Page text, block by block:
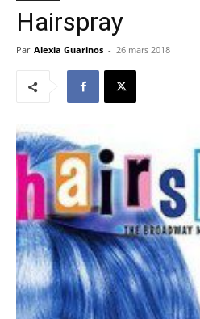
Hairspray
Par Alexia Guarinos - 26 mars 2018